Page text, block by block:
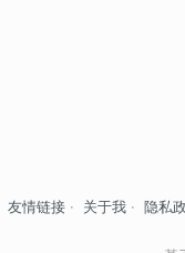
友情链接 · 关于我 · 隐私